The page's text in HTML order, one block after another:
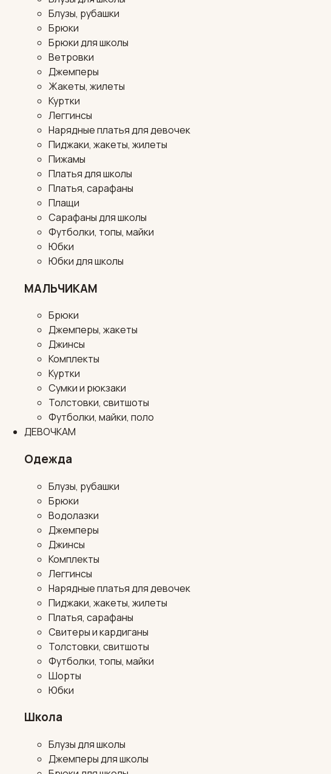
Блузы, рубашки
Брюки
Брюки для школы
Ветровки
Джемперы
Жакеты, жилеты
Куртки
Леггинсы
Нарядные платья для девочек
Пиджаки, жакеты, жилеты
Пижамы
Платья для школы
Платья, сарафаны
Плащи
Сарафаны для школы
Футболки, топы, майки
Юбки
Юбки для школы
МАЛЬЧИКАМ
Брюки
Джемперы, жакеты
Джинсы
Комплекты
Куртки
Сумки и рюкзаки
Толстовки, свитшоты
Футболки, майки, поло
ДЕВОЧКАМ
Одежда
Блузы, рубашки
Брюки
Водолазки
Джемперы
Джинсы
Комплекты
Леггинсы
Нарядные платья для девочек
Пиджаки, жакеты, жилеты
Платья, сарафаны
Свитеры и кардиганы
Толстовки, свитшоты
Футболки, топы, майки
Шорты
Юбки
Школа
Блузы для школы
Джемперы для школы